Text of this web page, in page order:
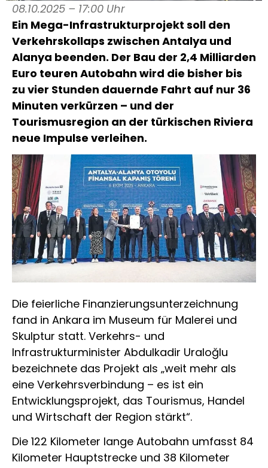
08.10.2025 – 17:00 Uhr
Ein Mega-Infrastrukturprojekt soll den
Verkehrskollaps zwischen Antalya und
Alanya beenden. Der Bau der 2,4 Milliarden
Euro teuren Autobahn wird die bisher bis
zu vier Stunden dauernde Fahrt auf nur 36
Minuten verkürzen – und der
Tourismusregion an der türkischen Riviera
neue Impulse verleihen.
Die feierliche Finanzierungsunterzeichnung
fand in Ankara im Museum für Malerei und
Skulptur statt. Verkehrs- und
Infrastrukturminister Abdulkadir Uraloğlu
bezeichnete das Projekt als „weit mehr als
eine Verkehrsverbindung – es ist ein
Entwicklungsprojekt, das Tourismus, Handel
und Wirtschaft der Region stärkt“.
Die 122 Kilometer lange Autobahn umfasst 84
Kilometer Hauptstrecke und 38 Kilometer